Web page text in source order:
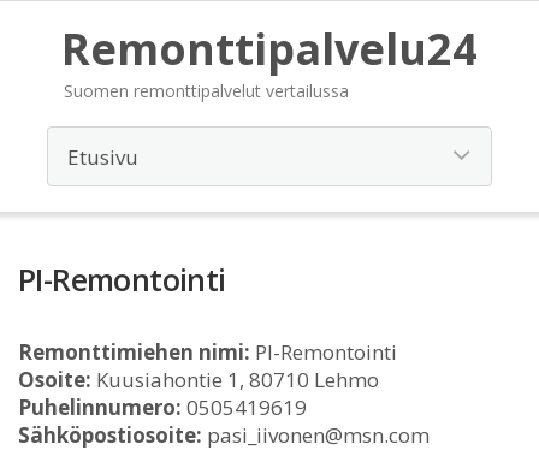
Remonttipalvelu24
Suomen remonttipalvelut vertailussa
PI-Remontointi
Remonttimiehen nimi: PI-Remontointi
Osoite: Kuusiahontie 1, 80710 Lehmo
Puhelinnumero: 0505419619
Sähköpostiosoite: pasi_iivonen@msn.com